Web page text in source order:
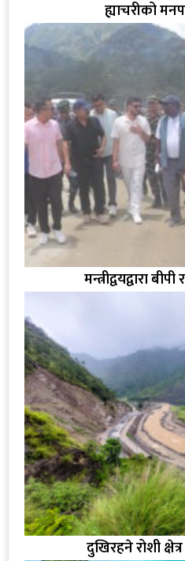
ह्याचरीको
मन्त्रीद्वयद्वारा
दुखिरहने रोशी